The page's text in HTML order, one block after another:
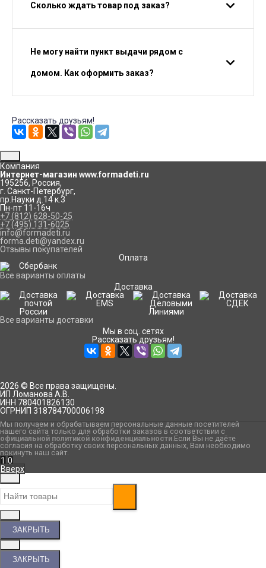
Сколько ждать товар под заказ?
Не могу найти пункт выдачи рядом с
домом. Как оформить заказ?
Рассказать друзьям!
Компания
Интернет-магазин www.formadeti.ru
195256, Россия,
г. Санкт-Петербург,
пр.Науки д.14 к.3
Пн-пт 11-16ч
+7 (812) 628-50-25
+7 (495) 131-6025
info@formadeti.ru
forma.deti@yandex.ru
Отзывы покупателей
Оплата
Все варианты оплаты
Доставка
Все варианты доставки
Мы в соц. сетях
Рассказать друзьям!
2026 © Все права защищены.
ИП Ломанова А.В.
ИНН 780401826130
ОГРНИП 318784700006198
Мы получаем и обрабатываем персональные данные посетителей
нашего сайта только для обработки заказов в соответствии с
официальной политикой конфиденциальности.Если Вы не даёте
согласия на обработку своих персональных данных, Вам необходимо
покинуть наш сайт.
1 0
Вверх
ЗАКРЫТЬ
ЗАКРЫТЬ